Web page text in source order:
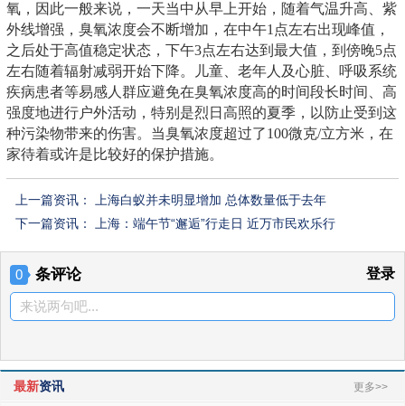
氧，因此一般来说，一天当中从早上开始，随着气温升高、紫
外线增强，臭氧浓度会不断增加，在中午1点左右出现峰值，
之后处于高值稳定状态，下午3点左右达到最大值，到傍晚5点
左右随着辐射减弱开始下降。儿童、老年人及心脏、呼吸系统
疾病患者等易感人群应避免在臭氧浓度高的时间段长时间、高
强度地进行户外活动，特别是烈日高照的夏季，以防止受到这
种污染物带来的伤害。当臭氧浓度超过了100微克/立方米，在
家待着或许是比较好的保护措施。
上一篇资讯：
上海白蚁并未明显增加 总体数量低于去年
下一篇资讯：
上海：端午节“邂逅”行走日 近万市民欢乐行
0 条评论 登录
来说两句吧...
最新资讯 更多>>